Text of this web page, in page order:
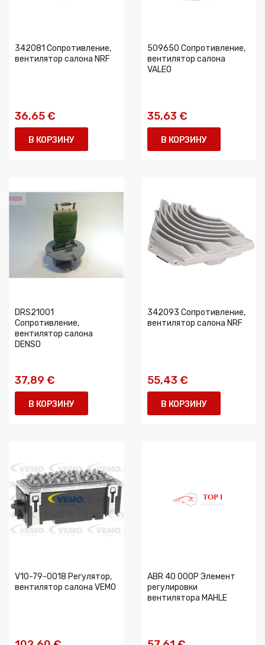
342081 Сопротивление,
вентилятор салона NRF
36,65 €
В КОРЗИНУ
509650 Сопротивление,
вентилятор салона
VALEO
35,63 €
В КОРЗИНУ
DRS21001
Сопротивление,
вентилятор салона
DENSO
37,89 €
В КОРЗИНУ
342093 Сопротивление,
вентилятор салона NRF
55,43 €
В КОРЗИНУ
V10-79-0018 Регулятор,
вентилятор салона VEMO
ABR 40 000P Элемент
регулировки
вентилятора MAHLE